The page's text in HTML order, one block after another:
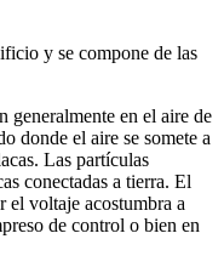
y se compone de las
generalmente en el aire de
donde el aire se somete a
Las partículas
conectadas a tierra. El
el voltaje acostumbra a
de control o bien en